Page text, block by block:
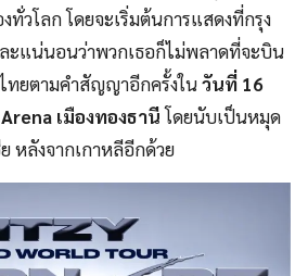
ทั่วโลก โดยจะเริ่มต้นการแสดงที่กรุง
ะแน่นอนว่าพวกเธอก็ไม่พลาดที่จะบิน
ทยตามคำสัญญาอีกครั้งในวันที่ 16
เมืองทองธานีโดยนับเป็นหมุด
หลังจากเกาหลีอีกด้วย